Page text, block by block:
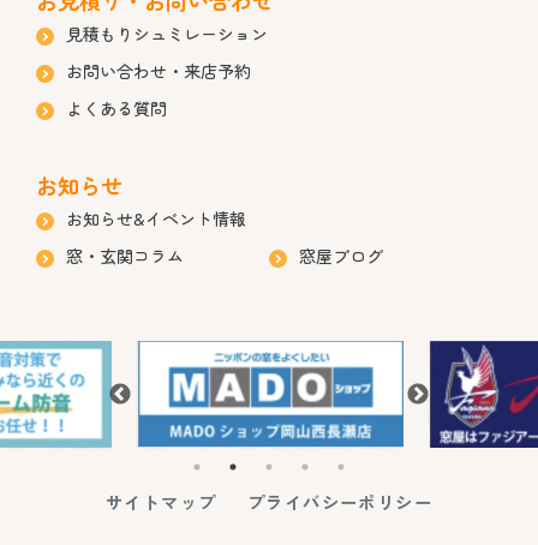
見積もりシュミレーション
お問い合わせ・来店予約
よくある質問
お知らせ
お知らせ&イベント情報
窓・玄関コラム
窓屋ブログ
サイトマップ プライバシーポリシー